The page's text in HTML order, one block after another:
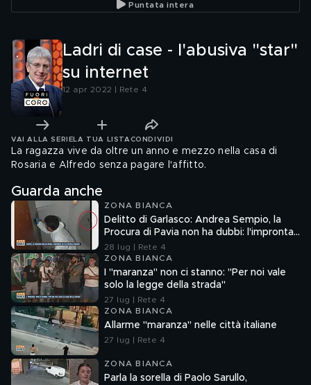
Puntata intera
Ladri di case - l'abusiva "star"
su internet
12 apr 2022 | Rete 4
VAI ALLA SERIE LA TUA LISTA CONDIVIDI
La ragazza vive da oltre un anno e mezzo nella casa di
Rosaria e Alfredo senza pagare l'affitto.
Guarda anche
ZONA BIANCA
Delitto di Garlasco: Andrea Sempio, la
Procura di Pavia non ha dubbi: l'impronta
33 è la pistola fumante
28 lug | Rete 4
ZONA BIANCA
I "maranza" non ci stanno: "Per noi vale
solo la legge della strada"
27 lug | Rete 4
ZONA BIANCA
Allarme "maranza" nelle città italiane
27 lug | Rete 4
ZONA BIANCA
Parla la sorella di Paolo Sarullo,